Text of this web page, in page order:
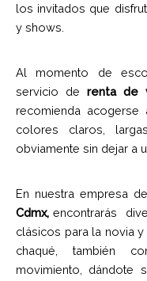
los invitados que
y shows.
Al momento de
servicio derenta de
recomienda
colores claros,
obviamente sin dejar a
En nuestra empresa de
Cdmx,encontrarás
clásicos para la novia
chaqué, también
movimiento, dándote